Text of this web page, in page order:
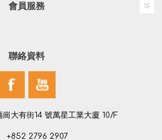
會員服務
聯絡資料
崗大有街14 號萬星工業大廈 10/F
+852 2796 2907